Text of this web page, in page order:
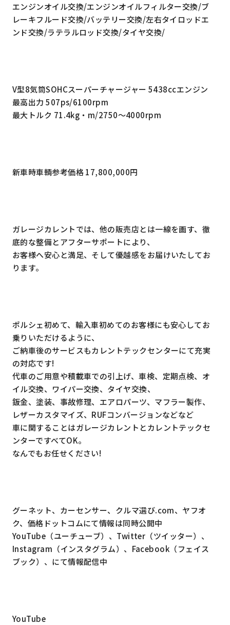
エンジンオイル交換/エンジンオイルフィルター交換/ブ
レーキフルード交換/バッテリー交換/左右タイロッドエ
ンド交換/ラテラルロッド交換/タイヤ交換/
V型8気筒SOHCスーパーチャージャー 5438ccエンジン
最高出力 507ps/6100rpm
最大トルク 71.4kg・m/2750～4000rpm
新車時車輌参考価格 17,800,000円
ガレージカレントでは、他の販売店とは一線を画す、徹
底的な整備とアフターサポートにより、
お客様へ安心と満足、そして優越感をお届けいたしてお
ります。
ポルシェ初めて、輸入車初めてのお客様にも安心してお
乗りいただけるように、
ご納車後のサービスもカレントテックセンターにて充実
の対応です!
代車のご用意や積載車での引上げ、車検、定期点検、オ
イル交換、ワイパー交換、タイヤ交換、
鈑金、塗装、事故修理、エアロパーツ、マフラー製作、
レザーカスタマイズ、RUFコンバージョンなどなど
車に関することはガレージカレントとカレントテックセ
ンターですべてOK。
なんでもお任せください!
グーネット、カーセンサー、クルマ選び.com、ヤフオ
ク、価格ドットコムにて情報は同時公開中
YouTube（ユーチューブ）、Twitter（ツイッター）、
Instagram（インスタグラム）、Facebook（フェイス
ブック）、にて情報配信中
YouTube